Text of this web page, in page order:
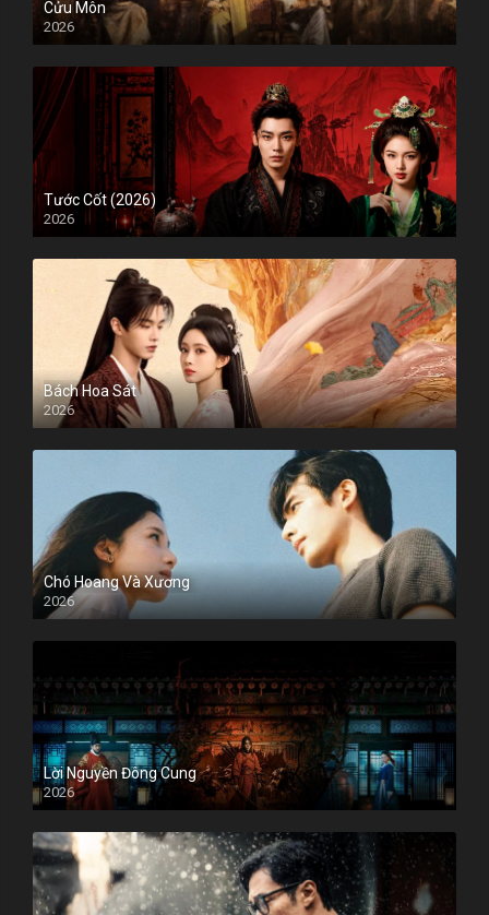
Cửu Môn
2026
Tước Cốt (2026)
2026
Bách Hoa Sát
2026
Chó Hoang Và Xương
2026
Lời Nguyền Đông Cung
2026